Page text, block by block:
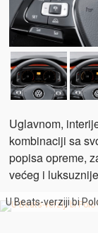
Uglavnom,
kombinaciji sa
popisa opreme,
većeg i
U Beats-verziji bi